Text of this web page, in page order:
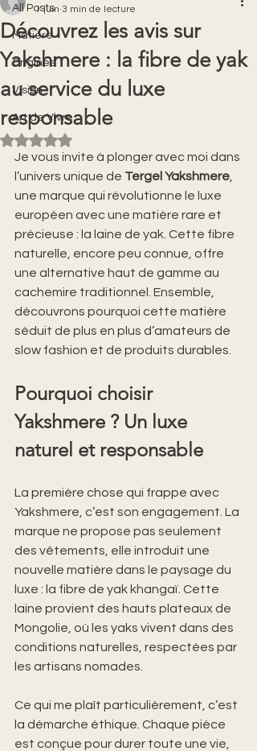
All Posts
Matière
Origines
Vision
Art de Vivre
Découvrez les avis sur
Yakshmere : la fibre de yak
au service du luxe
responsable
1 juin 3 min de lecture
Noté NaN étoiles sur 5.
Je vous invite à plonger avec moi dans
l’univers unique de Tergel Yakshmere
une marque qui révolutionne le luxe
européen avec une matière rare et
précieuse : la laine de yak. Cette fibre
naturelle, encore peu connue, offre
une alternative haut de gamme au
cachemire traditionnel. Ensemble,
découvrons pourquoi cette matière
séduit de plus en plus d’amateurs de
slow fashion et de produits durables.
Pourquoi choisir
Yakshmere ? Un luxe
naturel et responsable
La première chose qui frappe avec
Yakshmere, c’est son engagement. La
marque ne propose pas seulement
des vêtements, elle introduit une
nouvelle matière dans le paysage du
luxe : la fibre de yak khangaï. Cette
laine provient des hauts plateaux de
Mongolie, où les yaks vivent dans des
conditions naturelles, respectées par
les artisans nomades.
Ce qui me plaît particulièrement, c’est
la démarche éthique. Chaque pièce
est conçue pour durer toute une vie,